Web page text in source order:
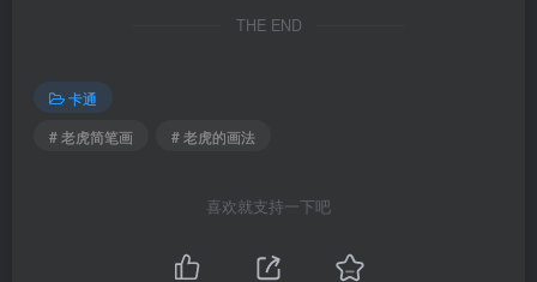
THE END
卡通
# 老虎简笔画
# 老虎的画法
喜欢就支持一下吧